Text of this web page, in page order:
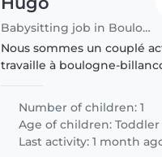
Babysitting job in Boulogne-Billancourt
Nous sommes un couplé
travaille à boulogne-
travaille dans la recherche à
l'institut Pasteur. Nous
chat très calme et gentil...
Number of children: 1
Age of children:Toddler
Last activity: 1 month